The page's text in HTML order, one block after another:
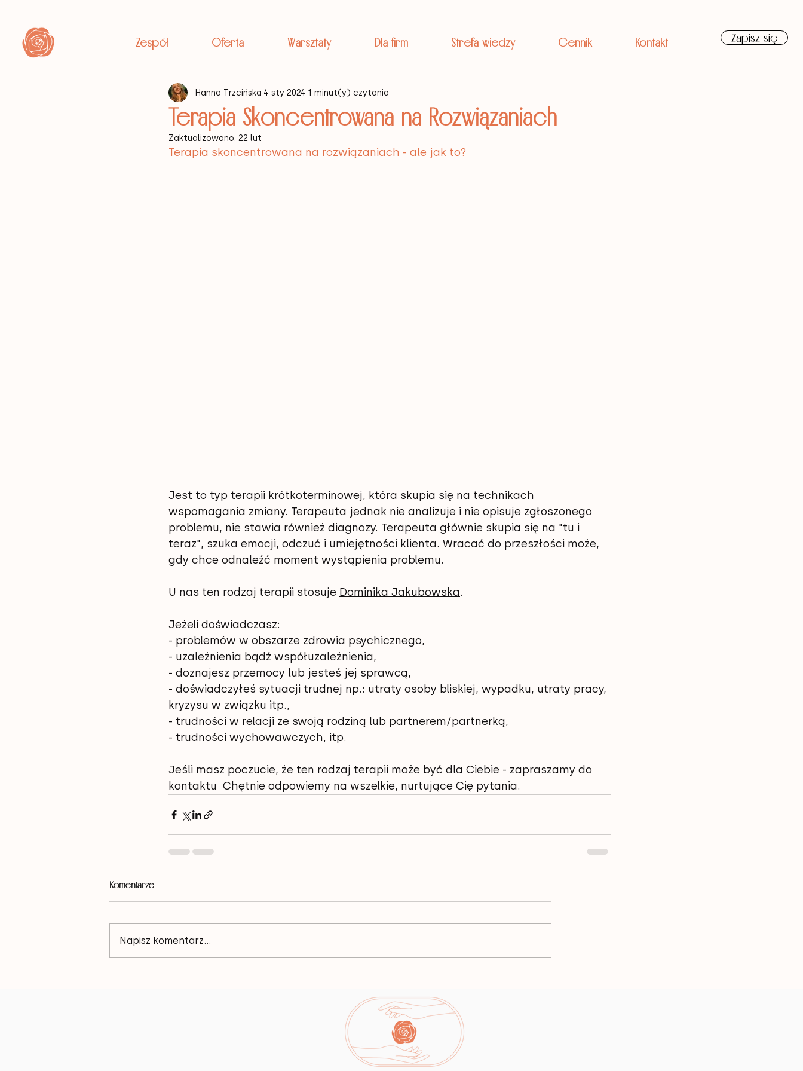
Zapisz się
Zespół Oferta Warsztaty Dla firm Strefa wiedzy Cennik Kontakt
Terapia Skoncentrowana na Rozwiązaniach
Hanna Trzcińska 4 sty 2024 1 minut(y) czytania
Zaktualizowano: 22 lut
Terapia skoncentrowana na rozwiązaniach - ale jak to?
Jest to typ terapii krótkoterminowej, która skupia się na technikach
wspomagania zmiany. Terapeuta jednak nie analizuje i nie opisuje zgłoszonego
problemu, nie stawia również diagnozy. Terapeuta głównie skupia się na "tu i
teraz", szuka emocji, odczuć i umiejętności klienta. Wracać do przeszłości może,
gdy chce odnaleźć moment wystąpienia problemu.
U nas ten rodzaj terapii stosuje Dominika Jakubowska.
Jeżeli doświadczasz:
- problemów w obszarze zdrowia psychicznego,
- uzależnienia bądź współuzależnienia,
- doznajesz przemocy lub jesteś jej sprawcą,
- doświadczyłeś sytuacji trudnej np.: utraty osoby bliskiej, wypadku, utraty pracy,
kryzysu w związku itp.,
- trudności w relacji ze swoją rodziną lub partnerem/partnerką,
- trudności wychowawczych, itp.
Jeśli masz poczucie, że ten rodzaj terapii może być dla Ciebie - zapraszamy do
kontaktu  Chętnie odpowiemy na wszelkie, nurtujące Cię pytania.
Komentarze
Napisz komentarz...